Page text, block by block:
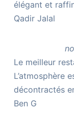
élégant et
Qadir Jalal
Le meilleur
L’atmosphère
décontractés
Ben G